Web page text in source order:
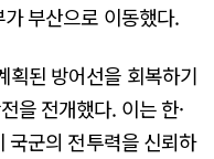
부산으로 이동했다.
획된 방어선을 회복하기
을 전개했다. 이는 한·
국군의 전투력을 신뢰하